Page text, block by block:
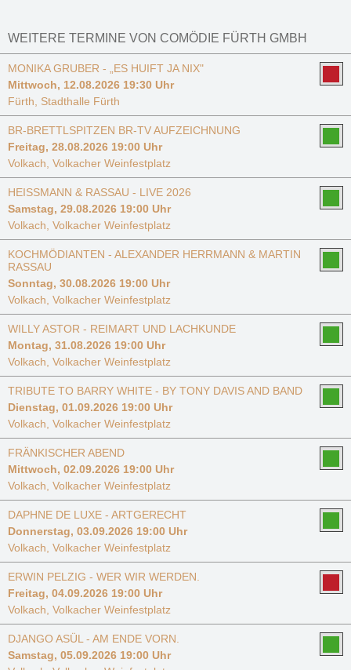
WEITERE TERMINE VON COMÖDIE FÜRTH GMBH
MONIKA GRUBER - „ES HUIFT JA NIX"
Mittwoch, 12.08.2026 19:30 Uhr
Fürth, Stadthalle Fürth
BR-BRETTLSPITZEN BR-TV AUFZEICHNUNG
Freitag, 28.08.2026 19:00 Uhr
Volkach, Volkacher Weinfestplatz
HEISSMANN & RASSAU - LIVE 2026
Samstag, 29.08.2026 19:00 Uhr
Volkach, Volkacher Weinfestplatz
KOCHMÖDIANTEN - ALEXANDER HERRMANN & MARTIN
RASSAU
Sonntag, 30.08.2026 19:00 Uhr
Volkach, Volkacher Weinfestplatz
WILLY ASTOR - REIMART UND LACHKUNDE
Montag, 31.08.2026 19:00 Uhr
Volkach, Volkacher Weinfestplatz
TRIBUTE TO BARRY WHITE - BY TONY DAVIS AND BAND
Dienstag, 01.09.2026 19:00 Uhr
Volkach, Volkacher Weinfestplatz
FRÄNKISCHER ABEND
Mittwoch, 02.09.2026 19:00 Uhr
Volkach, Volkacher Weinfestplatz
DAPHNE DE LUXE - ARTGERECHT
Donnerstag, 03.09.2026 19:00 Uhr
Volkach, Volkacher Weinfestplatz
ERWIN PELZIG - WER WIR WERDEN.
Freitag, 04.09.2026 19:00 Uhr
Volkach, Volkacher Weinfestplatz
DJANGO ASÜL - AM ENDE VORN.
Samstag, 05.09.2026 19:00 Uhr